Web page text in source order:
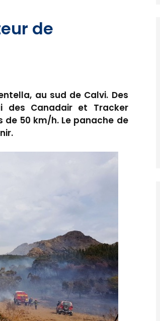
de
au sud de Calvi. Des
des Canadair et Tracker
de 50 km/h. Le panache de